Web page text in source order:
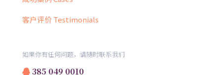
客户评价 Testimonials
如果你有任何问题，请随时联系我们
385 049 0010